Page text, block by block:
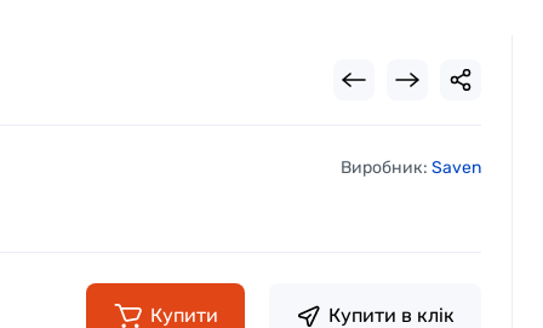
Виробник: Saven
Купити Купити в клік